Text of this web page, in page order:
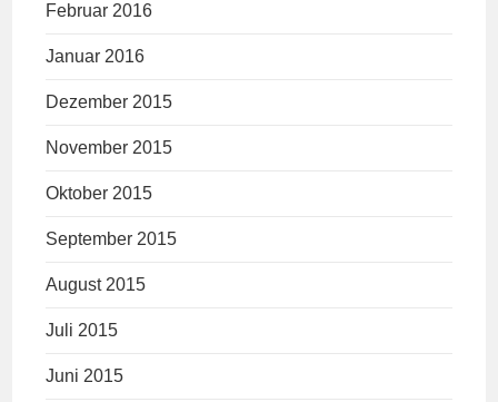
Februar 2016
Januar 2016
Dezember 2015
November 2015
Oktober 2015
September 2015
August 2015
Juli 2015
Juni 2015